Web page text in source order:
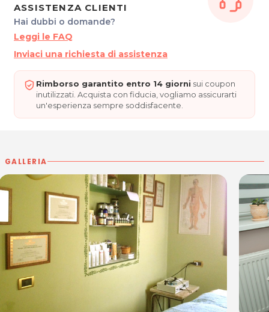
ESTETICA G
Via Conciliazione 88/C
30028 Fraz. Cesarolo - San Michele al Tagliamento
(VE)
Tel. 0431 57561
P.IVA 02107530277
Per ulteriori informazioni sull'offerta o sulle modalità di
acquisto scrivi aposta@espevia.it.
ASSISTENZA CLIENTI
Hai dubbi o domande?
Leggi le FAQ
Inviaci una richiesta di assistenza
Rimborso garantito entro 14 giorni sui coupon
inutilizzati. Acquista con fiducia, vogliamo assicurarti
un'esperienza sempre soddisfacente.
GALLERIA